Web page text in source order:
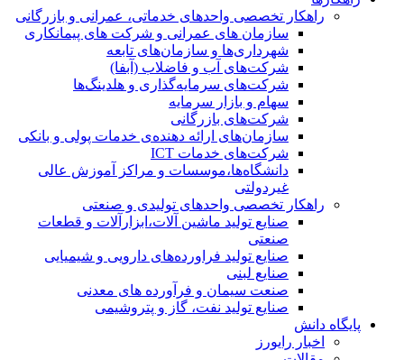
راهکار تخصصی واحدهای خدماتی، عمرانی و بازرگانی
سازمان های عمرانی و شرکت های پیمانکاری
شهرداری‌ها و سازمان‌های تابعه
شرکت‌های آب و فاضلاب (آبفا)
شرکت‌های سرمایه‌گذاری و هلدینگ‌ها
سهام و بازار سرمایه
شرکت‌های بازرگانی
سازمان‌های ارائه دهنده‌ی خدمات پولی و بانکی
شرکت‌های خدمات ICT
دانشگاه‌ها،موسسات و مراکز آموزش عالی
غیردولتی
راهکار تخصصی واحدهای تولیدی و صنعتی
صنایع توليد ماشين آلات،ابزارآلات و قطعات
صنعتی
صنایع تولید فراورده‌های دارویی و شیمیایی
صنایع لبنی
صنعت سیمان و فرآورده های معدنی
صنایع تولید نفت، گاز و پتروشيمی
پایگاه دانش
اخبار رایورز